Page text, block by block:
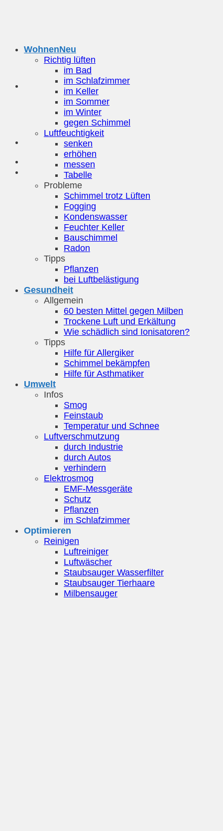
Wohnen
Richtig lüften
im Bad
im Schlafzimmer
im Keller
im Sommer
im Winter
gegen Schimmel
Luftfeuchtigkeit
senken
erhöhen
messen
Tabelle
Probleme
Schimmel trotz Lüften
Fogging
Kondenswasser
Feuchter Keller
Bauschimmel
Radon
Tipps
Pflanzen
bei Luftbelästigung
Gesundheit
Allgemein
60 besten Mittel gegen Milben
Trockene Luft und Erkältung
Wie schädlich sind Ionisatoren?
Tipps
Hilfe für Allergiker
Schimmel bekämpfen
Hilfe für Asthmatiker
Umwelt
Infos
Smog
Feinstaub
Temperatur und Schnee
Luftverschmutzung
durch Industrie
durch Autos
verhindern
Elektrosmog
EMF-Messgeräte
Schutz
Pflanzen
im Schlafzimmer
Optimieren
Reinigen
Luftreiniger
Luftwäscher
Staubsauger Wasserfilter
Staubsauger Tierhaare
Milbensauger